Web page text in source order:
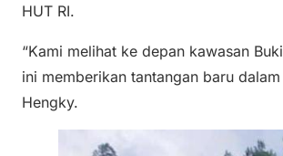
HUT RI.
“Kami melihat ke depan kawasan
ini memberikan tantangan baru
Hengky.